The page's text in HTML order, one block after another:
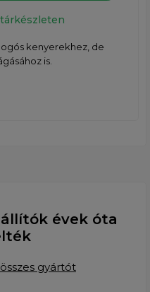
kenyerekhez, de
is.
évek óta
gyártót